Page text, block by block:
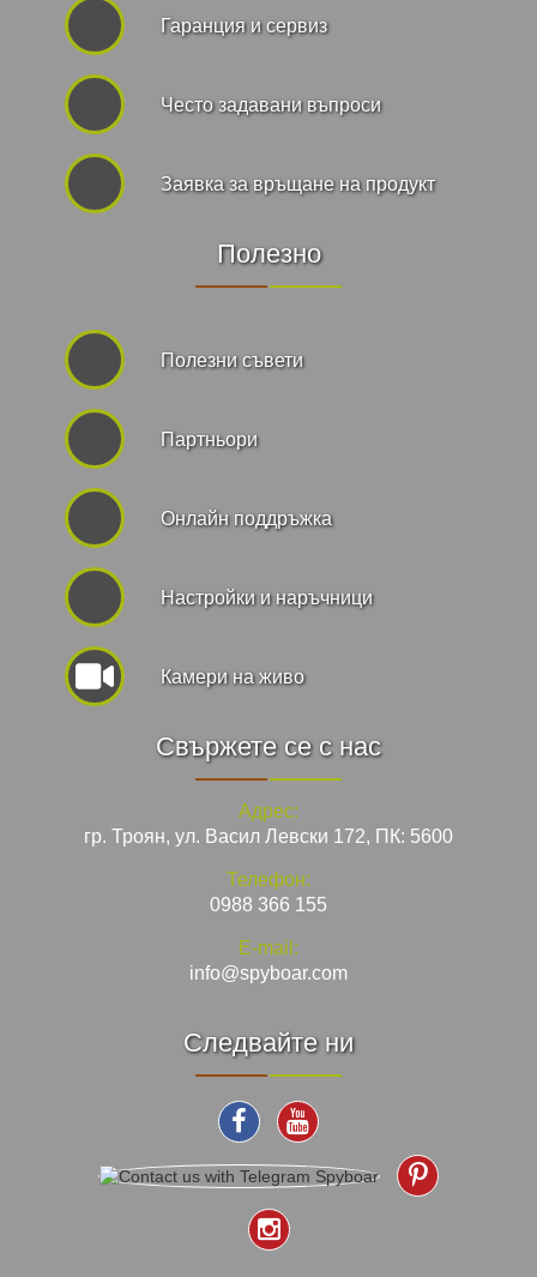
Гаранция и сервиз
Често задавани въпроси
Заявка за връщане на продукт
Полезно
Полезни съвети
Партньори
Онлайн поддръжка
Hастройки и наръчници
Камери на живо
Свържете се с нас
Адрес:
гр. Троян, ул. Васил Левски 172, ПК: 5600
Телефон:
0988 366 155
E-mail:
info@spyboar.com
Следвайте ни